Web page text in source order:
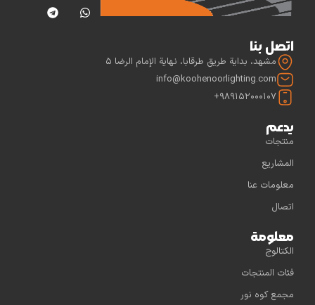
اتصل بنا
مشهد، بداية طريق طرقابا، نهاية الإمام الرضا 5
info@koohenoorlighting.com
989152000107+
يدعم
منتجات
المشاريع
معلومات عنا
اتصال
معلومة
الكتالوج
فئات المنتجات
مجمع كوه نور